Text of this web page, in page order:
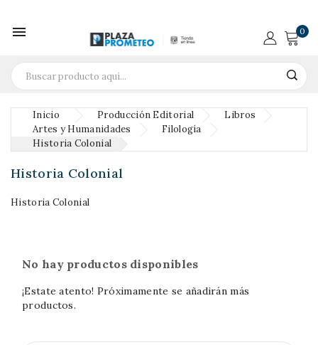
 0
Inicio Producción Editorial
Libros
Artes y Humanidades
Filología
Historia Colonial
Historia Colonial
Historia Colonial
No hay productos disponibles
¡Estate atento! Próximamente se añadirán más
productos.